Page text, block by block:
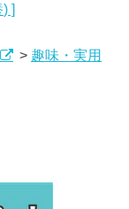
) ]
> 趣味・実用